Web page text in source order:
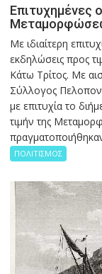
Επιτυχημένες
Με ιδιαίτερη
εκδηλώσεις προς
Κάτω Τρίτος. Με
Σύλλογος
με επιτυχία το
τιμήν της
ΠΟΛΙΤΙΣΜΟΣ